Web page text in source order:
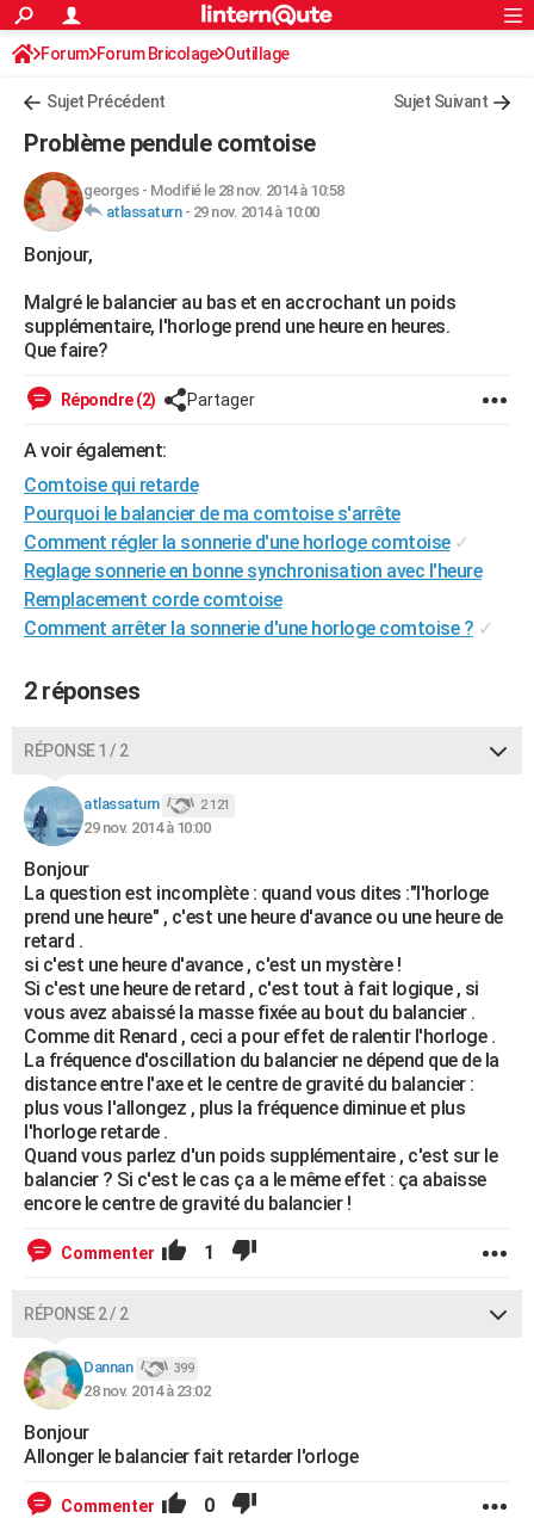
ACTUALITÉS
Politique
Société
Faits Divers
Education
Monde
Villes
+
FINANCE
Retraite
Impôts
Epargne
Immobilier
Risques naturels par ville
Banque
Assurance
Crédit
AUTO
Essais
Réserver un essai
Citadines
Berlines
SUV
Forum auto
+HIGH-TECH
Mobiles
Meilleur smartphone
Internet
Ordinateurs
Jeux vidéo
Guide high-tech
+BRICOLAGE
Forum
Aménagement intérieur
Extérieur
Cuisine
Salle de bains
Jardinage
Rangement
Guides de France
Escapades
Patrimoine
Expositions
Musées
Week-end nature
Art de vivre
Bien-être
Loisirs
Mode
Modes de vie
Alimentation
Guide de la santé
Maladies
Médicaments
Sommeil
VOYAGE
Voyage de noces
PHOTO
GUIDES D'ACHAT
CARTE DE VOEUX
Carte de Noël
Carte Bonne année
Carte Saint-Valentin
Carte Pâques
Carte d'anniversaire
DICTIONNAIRE
Dictionnaire
Biographies
Citations
Expressions
Proverbes
PROGRAMME TV
S'inscrire
Se connecter
Lycées
Collèges
Primaires
Universités
Entreprises
Service militaire
Avis de recherche
AVIS DE DÉCÈS
FORUM
Bricolage
Lifestyle
Culture
Sport
Auto
Television
Voyage
Cinema
S'inscrire
Connexion
Forum Forum Bricolage Outillage
Sujet Précédent Sujet Suivant
Problème pendule comtoise
georges- Modifié le 28 nov. 2014 à 10:58
atlassaturn- 29 nov. 2014 à 10:00
Bonjour,
Malgré le balancier au bas et en accrochant un poids
supplémentaire, l'horloge prend une heure en heures.
Que faire?
Répondre (2) Partager
A voir également:
Comtoise qui retarde
Pourquoi le balancier de ma comtoise s'arrête
Comment régler la sonnerie d'une horloge comtoise ✓
Reglage sonnerie en bonne synchronisation avec l'heure
Remplacement corde comtoise
Comment arrêter la sonnerie d'une horloge comtoise ? ✓
2 réponses
RÉPONSE 1 / 2
atlassaturn 2 121
29 nov. 2014 à 10:00
Bonjour
La question est incomplète : quand vous dites :"l'horloge
prend une heure" , c'est une heure d'avance ou une heure de
retard .
si c'est une heure d'avance , c'est un mystère !
Si c'est une heure de retard , c'est tout à fait logique , si
vous avez abaissé la masse fixée au bout du balancier .
Comme dit Renard , ceci a pour effet de ralentir l'horloge .
La fréquence d'oscillation du balancier ne dépend que de la
distance entre l'axe et le centre de gravité du balancier :
plus vous l'allongez , plus la fréquence diminue et plus
l'horloge retarde .
Quand vous parlez d'un poids supplémentaire , c'est sur le
balancier ? Si c'est le cas ça a le même effet : ça abaisse
encore le centre de gravité du balancier !
Commenter 1
RÉPONSE 2 / 2
Dannan 399
28 nov. 2014 à 23:02
Bonjour
Allonger le balancier fait retarder l'orloge
Commenter 0